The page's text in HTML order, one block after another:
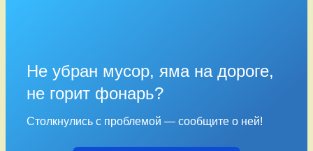
Не убран мусор, яма на дороге,
не горит фонарь?
Столкнулись с проблемой — сообщите о ней!